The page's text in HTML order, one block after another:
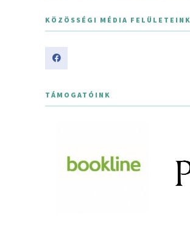
KÖZÖSSÉGI MÉDIA FELÜLETEINK
TÁMOGATÓINK